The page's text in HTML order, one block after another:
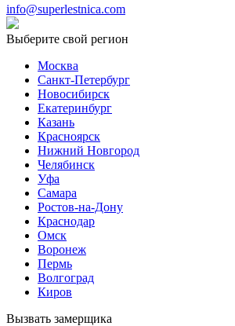
info@superlestnica.com
Выберите свой регион
Москва
Санкт-Петербург
Новосибирск
Екатеринбург
Казань
Красноярск
Нижний Новгород
Челябинск
Уфа
Самара
Ростов-на-Дону
Краснодар
Омск
Воронеж
Пермь
Волгоград
Киров
Вызвать замерщика